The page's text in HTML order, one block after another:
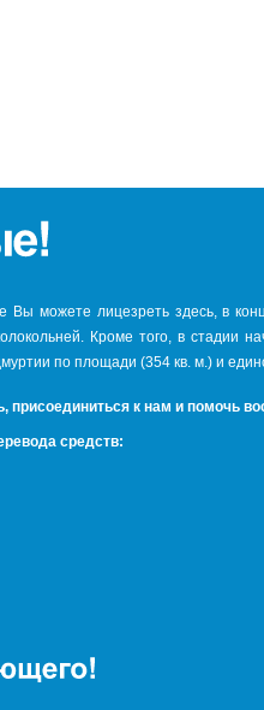
можете лицезреть здесь, в
Кроме того, в стадии
по площади (354 кв. м.) и
к нам и помочь
средств: